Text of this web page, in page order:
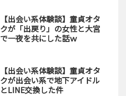
【出会い系体験談】童貞オタ
クが「出戻り」の女性と大宮
で一夜を共にした話ｗ
【出会い系体験談】童貞オタ
クが出会い系で地下アイドル
とLINE交換した件